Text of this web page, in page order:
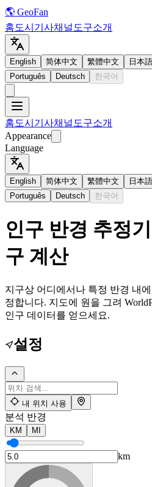
🌎 GeoFan
홈도시 기사채널 도구소개
English 简体中文 繁體中文 日本語
Português
Deutsch 한국어
홈도시 기사채널 도구소개
Appearance
Language
English 简体中文 繁體中文 日本語
Português
Deutsch 한국어
인구 반경 추정
구 계산
지구상 어디에서나 특정 반경 내
정합니다. 지도에 원을 그려
인구 데이터를 얻으세요.
설정
내 위치 사용
분석 반경
KM MI
km